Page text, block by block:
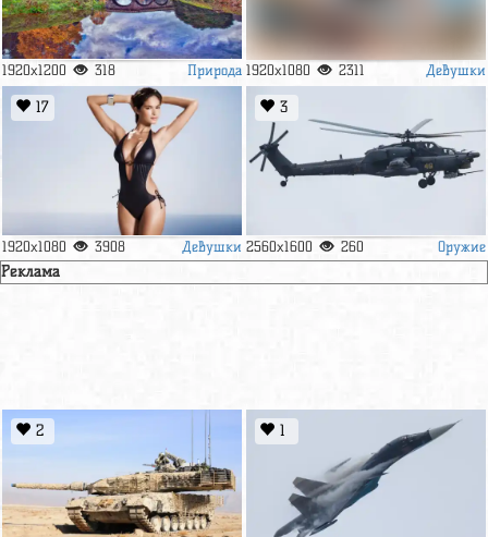
1920x1200 318 Природа 1920x1080 2311 Девушки
17
1920x1080 3908 Девушки
3
2560x1600 260 Оружие
Реклама
2 1